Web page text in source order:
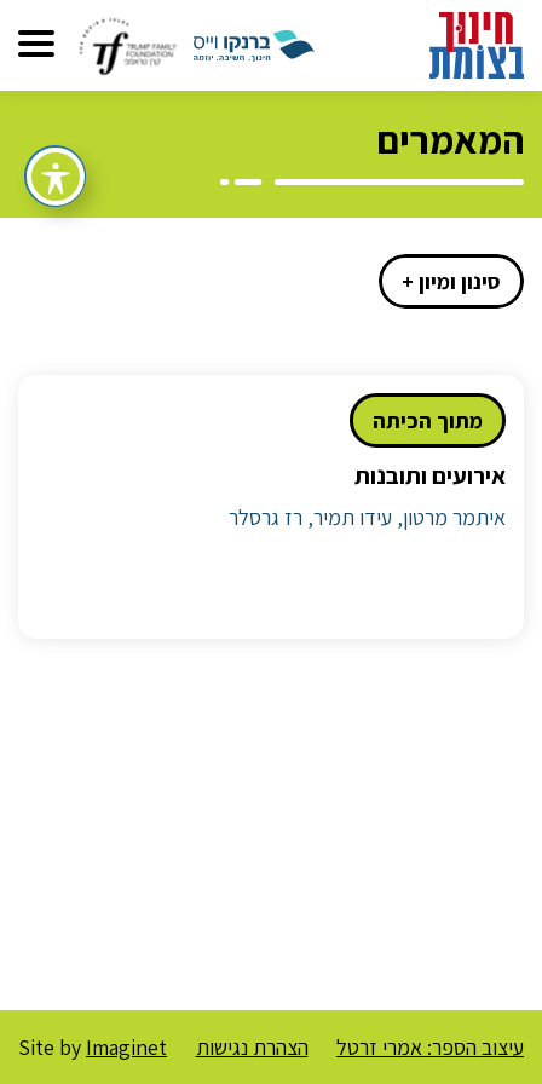
המאמרים
סינון ומיון +
מתוך הכיתה
אירועים ותובנות
איתמר מרטון, עידו תמיר, רז גרסלר
עיצוב הספר: אמרי זרטל הצהרת נגישות Site by Imaginet